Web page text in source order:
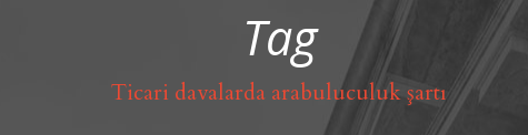
Tag
Ticari davalarda arabuluculuk şartı